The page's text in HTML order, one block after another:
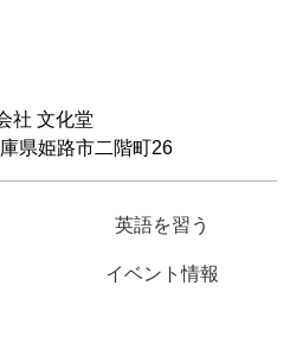
社 文化堂
県姫路市二階町26
英語を習う
イベント情報